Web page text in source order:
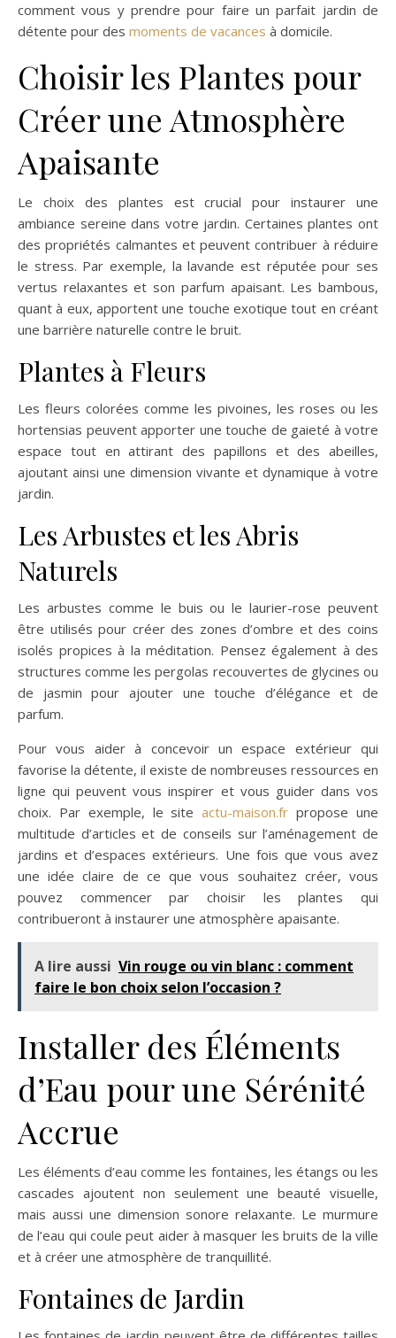
comment vous y prendre pour faire un parfait jardin de
détente pour des moments de vacances à domicile.
Choisir les Plantes pour
Créer une Atmosphère
Apaisante
Le choix des plantes est crucial pour instaurer une
ambiance sereine dans votre jardin. Certaines plantes ont
des propriétés calmantes et peuvent contribuer à réduire
le stress. Par exemple, la lavande est réputée pour ses
vertus relaxantes et son parfum apaisant. Les bambous,
quant à eux, apportent une touche exotique tout en créant
une barrière naturelle contre le bruit.
Plantes à Fleurs
Les fleurs colorées comme les pivoines, les roses ou les
hortensias peuvent apporter une touche de gaieté à votre
espace tout en attirant des papillons et des abeilles,
ajoutant ainsi une dimension vivante et dynamique à votre
jardin.
Les Arbustes et les Abris
Naturels
Les arbustes comme le buis ou le laurier-rose peuvent
être utilisés pour créer des zones d’ombre et des coins
isolés propices à la méditation. Pensez également à des
structures comme les pergolas recouvertes de glycines ou
de jasmin pour ajouter une touche d’élégance et de
parfum.
Pour vous aider à concevoir un espace extérieur qui
favorise la détente, il existe de nombreuses ressources en
ligne qui peuvent vous inspirer et vous guider dans vos
choix. Par exemple, le siteactu-maison.fr propose une
multitude d’articles et de conseils sur l’aménagement de
jardins et d’espaces extérieurs. Une fois que vous avez
une idée claire de ce que vous souhaitez créer, vous
pouvez commencer par choisir les plantes qui
contribueront à instaurer une atmosphère apaisante.
A lire aussi Vin rouge ou vin blanc : comment
faire le bon choix selon l’occasion ?
Installer des Éléments
d’Eau pour une Sérénité
Accrue
Les éléments d’eau comme les fontaines, les étangs ou les
cascades ajoutent non seulement une beauté visuelle,
mais aussi une dimension sonore relaxante. Le murmure
de l’eau qui coule peut aider à masquer les bruits de la ville
et à créer une atmosphère de tranquillité.
Fontaines de Jardin